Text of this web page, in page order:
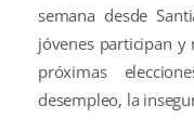
semana desde
jóvenes participan y
próximas
desempleo, la